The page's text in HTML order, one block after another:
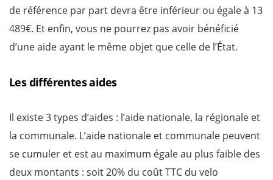
de référence par part devra être inférieur ou égale à 13
489€. Et enfin, vous ne pourrez pas avoir bénéficié
d’une aide ayant le même objet que celle de l’État.
Les différentes aides
Il existe 3 types d’aides : l’aide nationale, la régionale et
la communale. L’aide nationale et communale peuvent
se cumuler et est au maximum égale au plus faible des
deux montants : soit 20% du coût TTC du velo